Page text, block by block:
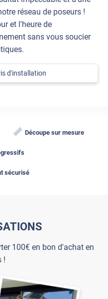
réseau de poseurs !
et l'heure de
sans vous soucier
d'installation
Découpe sur mesure
sécurisé
100€ en bon d'achat en
!